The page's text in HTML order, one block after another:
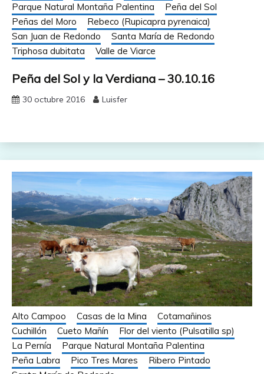
Parque Natural Montaña Palentina
Peña del Sol
Peñas del Moro
Rebeco (Rupicapra pyrenaica)
San Juan de Redondo
Santa María de Redondo
Triphosa dubitata
Valle de Viarce
Peña del Sol y la Verdiana – 30.10.16
30 octubre 2016 Luisfer
Alto Campoo Casas de la Mina
Cotamañinos
Cuchillón
Cueto Mañín
Flor del viento (Pulsatilla sp)
La Pernía
Parque Natural Montaña Palentina
Peña Labra
Pico Tres Mares
Ribero Pintado